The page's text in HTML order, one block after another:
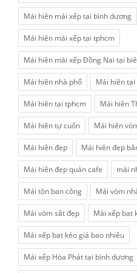
Mái hiên mái xếp tại bình dương
Mái hiên mái xếp tại tphcm
Mái hiên mái xếp Đồng Nai tại
Mái hiên nhà phố Mái hiên
Mái hiên tại tphcm Mái hiên
Mái hiên tự cuốn Mái hiên
Mái hiên đẹp Mái hiên đẹp
Mái hiên đẹp quán cafe mái
Mái tôn ban công Mái vòm
Mái vòm sắt đẹp Mái xếp bạt
Mái xếp bạt kéo giá bao nhiêu
Mái xếp Hòa Phát tại bình dương